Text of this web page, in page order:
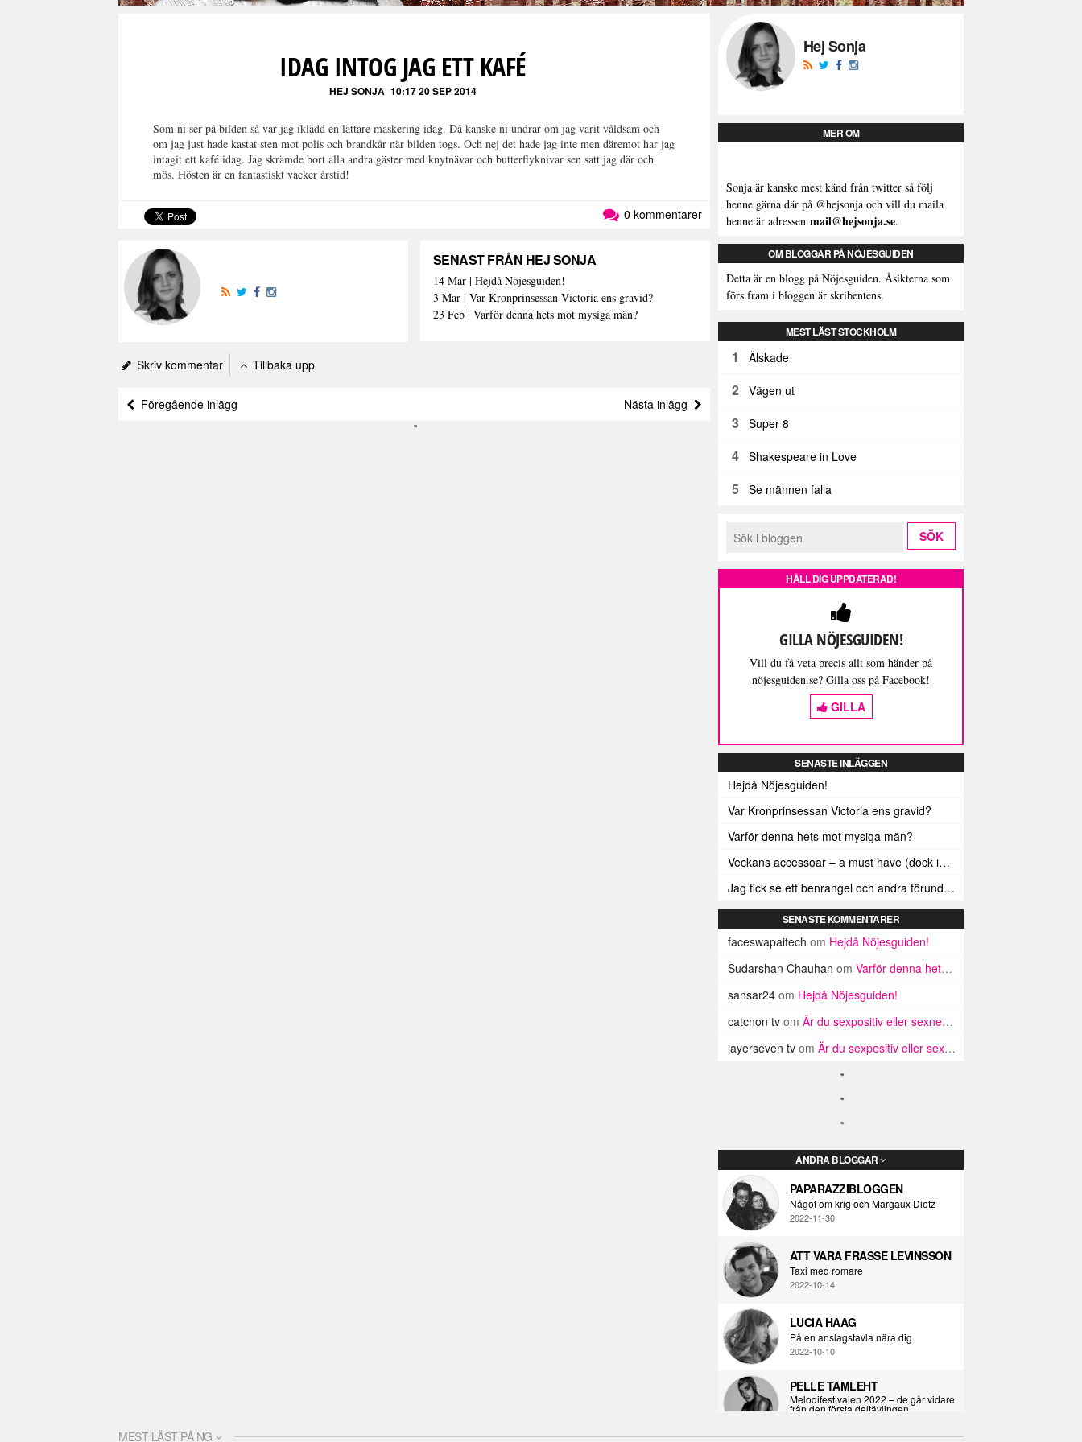
IDAG INTOG JAG ETT KAFÉ
HEJ SONJA 10:17 20 SEP 2014
Som ni ser på bilden så var jag iklädd en lättare maskering idag. Då kanske ni undrar om jag varit våldsam och
om jag just hade kastat sten mot polis och brandkår när bilden togs. Och nej det hade jag inte men däremot har jag
intagit ett kafé idag. Jag skrämde bort alla andra gäster med knytnävar och butterflyknivar sen satt jag där och
mös. Hösten är en fantastiskt vacker årstid!
0 kommentarer
SENAST FRÅN HEJ SONJA
14 Mar | Hejdå Nöjesguiden!
3 Mar | Var Kronprinsessan Victoria ens gravid?
23 Feb | Varför denna hets mot mysiga män?
Skriv kommentar Tillbaka upp
Föregående inlägg Nästa inlägg
Hej Sonja
MER OM
Sonja är kanske mest känd från twitter så följ
henne gärna där på @hejsonja och vill du maila
henne är adressen mail@hejsonja.se.
OM BLOGGAR PÅ NÖJESGUIDEN
Detta är en blogg på Nöjesguiden. Åsikterna som
förs fram i bloggen är skribentens.
MEST LÄST STOCKHOLM
1 Älskade
2 Vägen ut
3 Super 8
4 Shakespeare in Love
5 Se männen falla
HÅLL DIG UPPDATERAD!
GILLA NÖJESGUIDEN!
Vill du få veta precis allt som händer på
nöjesguiden.se? Gilla oss på Facebook!
GILLA
SENASTE INLÄGGEN
Hejdå Nöjesguiden!
Var Kronprinsessan Victoria ens gravid?
Varför denna hets mot mysiga män?
Veckans accessoar – a must have (dock inte älskad av alla)
Jag fick se ett benrangel och andra förunderliga ting
SENASTE KOMMENTARER
faceswapaitech om Hejdå Nöjesguiden!
Sudarshan Chauhan om Varför denna hets mot mysiga män?
sansar24 om Hejdå Nöjesguiden!
catchon tv om Är du sexpositiv eller sexnegativ?
layerseven tv om Är du sexpositiv eller sexnegativ?
ANDRA BLOGGAR
PAPARAZZIBLOGGEN
Något om krig och Margaux Dietz
2022-11-30
ATT VARA FRASSE LEVINSSON
Taxi med romare
2022-10-14
LUCIA HAAG
På en anslagstavla nära dig
2022-10-10
PELLE TAMLEHT
Melodifestivalen 2022 – de går vidare
från den första deltävlingen
MEST LÄST PÅ NG